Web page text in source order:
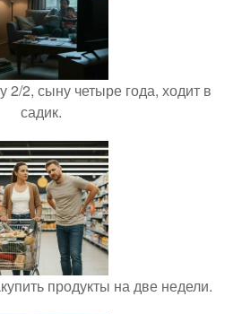
2/2, сыну четыре года, ходит в
садик.
продукты на две недели.